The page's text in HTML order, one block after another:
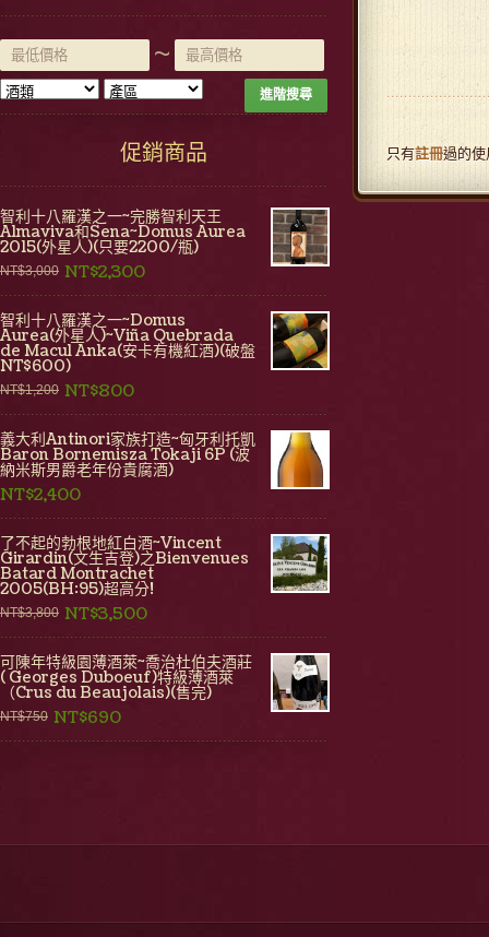
~
進階搜尋
促銷商品
智利十八羅漢之一~完勝智利天王
Almaviva和Sena~Domus Aurea
2015(外星人)(只要2200/瓶)
NT$3,000 NT$2,300
智利十八羅漢之一~Domus
Aurea(外星人)~Viña Quebrada
de Macul Anka(安卡有機紅酒)(破盤
NT$600)
NT$1,200 NT$800
義大利Antinori家族打造~匈牙利托凱
Baron Bornemisza Tokaji 6P (波
納米斯男爵老年份貴腐酒)
NT$2,400
了不起的勃根地紅白酒~Vincent
Girardin(文生吉登)之Bienvenues
Batard Montrachet
2005(BH:95)超高分!
NT$3,800 NT$3,500
可陳年特級園薄酒萊~喬治杜伯夫酒莊
( Georges Duboeuf)特級薄酒萊
（Crus du Beaujolais)(售完)
NT$750 NT$690
只有註冊過的使